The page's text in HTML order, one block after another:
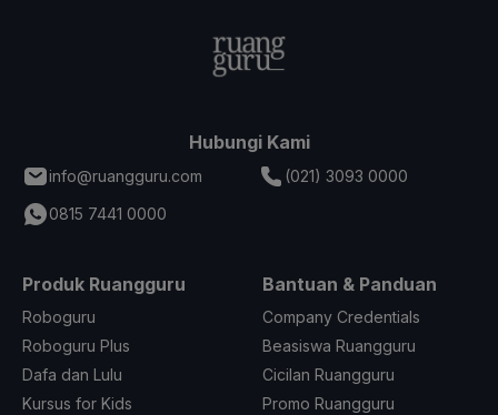
Hubungi Kami
info@ruangguru.com
(021) 3093 0000
0815 7441 0000
Produk Ruangguru
Roboguru
Roboguru Plus
Dafa dan Lulu
Kursus for Kids
Bantuan & Panduan
Company Credentials
Beasiswa Ruangguru
Cicilan Ruangguru
Promo Ruangguru